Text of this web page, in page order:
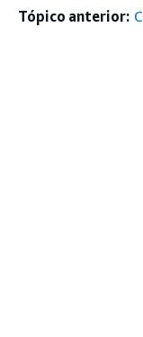
Tópico anterior: